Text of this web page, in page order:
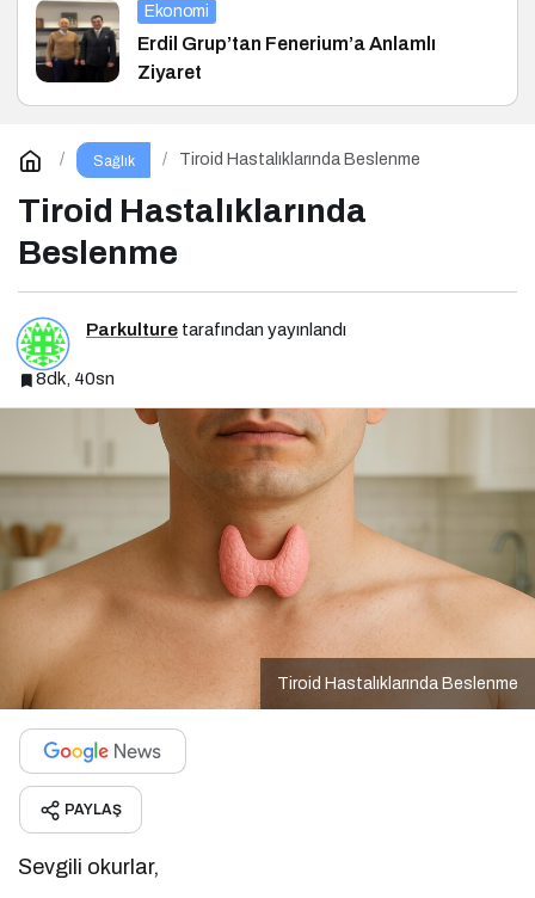
Ekonomi
Erdil Grup’tan Fenerium’a Anlamlı
Ziyaret
Sağlık Tiroid Hastalıklarında Beslenme
Tiroid Hastalıklarında
Beslenme
Parkulture tarafından yayınlandı
8dk, 40sn
Tiroid Hastalıklarında Beslenme
PAYLAŞ
Sevgili okurlar,